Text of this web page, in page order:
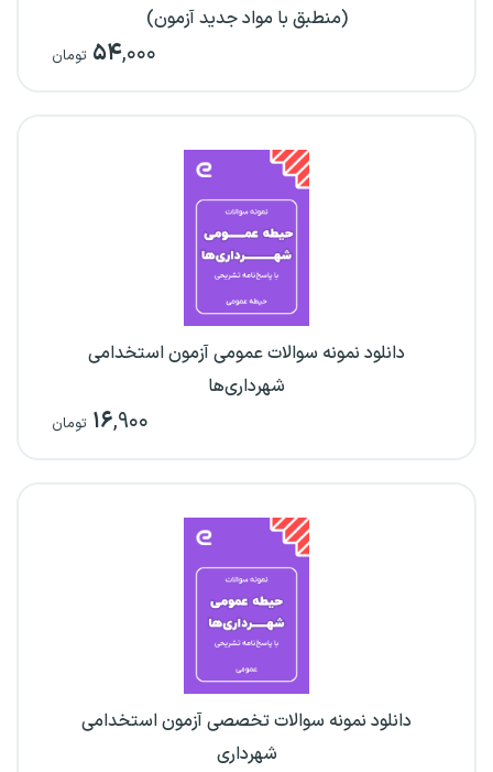
(منطبق با مواد جدید آزمون)
۵۴,۰۰۰ تومان
دانلود نمونه سوالات عمومی آزمون استخدامی
شهرداری‌ها
۱۶,۹۰۰ تومان
دانلود نمونه سوالات تخصصی آزمون استخدامی
شهرداری